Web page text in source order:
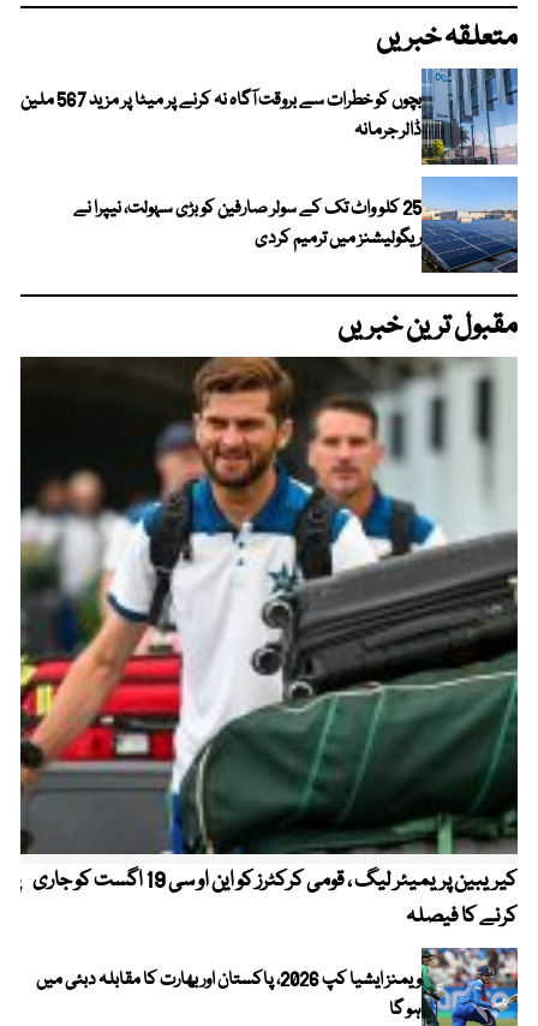
متعلقہ خبریں
بچوں کو خطرات سے بروقت آگاہ نہ کرنے پر میٹا پر مزید 567 ملین
ڈالر جرمانہ
25 کلو واٹ تک کے سولر صارفین کو بڑی سہولت، نیپرا نے
ریگولیشنز میں ترمیم کردی
مقبول ترین خبریں
کیریبین پریمیئر لیگ ، قومی کرکٹرز کو این او سی 19 اگست کو جاری
کرنے کا فیصلہ
ویمنز ایشیا کپ 2026، پاکستان اور بھارت کا مقابلہ دبئی میں
ہو گا